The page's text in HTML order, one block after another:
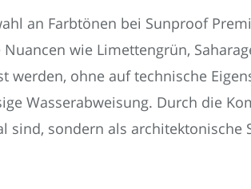
an Farbtönen bei Sunproof
Nuancen wie Limettengrün,
werden, ohne auf technische
Wasserabweisung. Durch die
sind, sondern als architektonische